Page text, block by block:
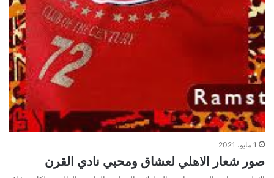
1 مايو، 2021
صور شعار الاهلي لعشاق ومحبي نادي القرن